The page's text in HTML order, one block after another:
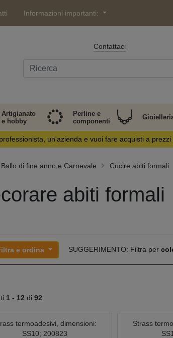
Informazioni importanti:
Contattaci
Artigianato
e hobby
Perline e
componenti
un'azienda e vuoi fare acquisti a
Ballo di fine anno e Carnevale Cucire abiti formali
abiti formali
e ordina SUGGERIMENTO: Filtra per
1 - 12 di 92
termoadesivi, dimensioni:
SS10; 200823
Strass